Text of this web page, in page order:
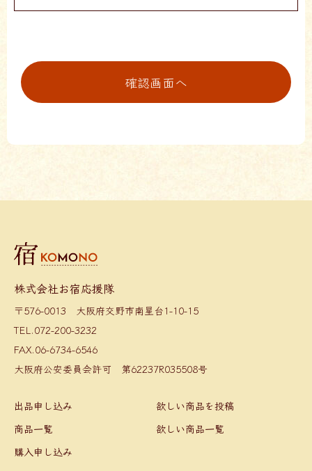
株式会社お宿応援隊
〒576-0013 大阪府交野市南星台1-10-15
TEL.072-200-3232
FAX.06-6734-6546
大阪府公安委員会許可 第62237R035508号
出品申し込み
商品一覧
購入申し込み
欲しい商品を投稿
欲しい商品一覧